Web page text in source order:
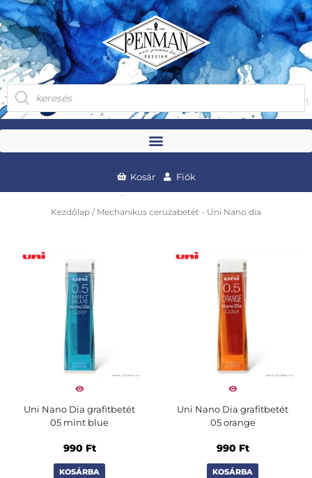
Skip
to
content
Products
search
Kosár Fiók
Kezdőlap / Mechanikus ceruzabetét - Uni Nano dia
Uni Nano Dia grafitbetét
05 mint blue
990 Ft
KOSÁRBA
Uni Nano Dia grafitbetét
05 orange
990 Ft
KOSÁRBA